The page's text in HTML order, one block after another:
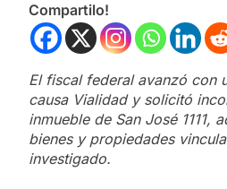
Compartilo!
El fiscal federal avanzó con
causa Vialidad y solicitó
inmueble de San José 1111,
bienes y propiedades
investigado.